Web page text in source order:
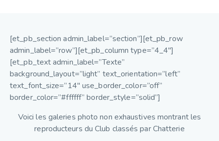
[et_pb_section admin_label=”section”][et_pb_row
admin_label=”row”][et_pb_column type=”4_4″]
[et_pb_text admin_label=”Texte”
background_layout=”light” text_orientation=”left”
text_font_size=”14″ use_border_color=”off”
border_color=”#ffffff” border_style=”solid”]
Voici les galeries photo non exhaustives montrant les
reproducteurs du Club classés par Chatterie